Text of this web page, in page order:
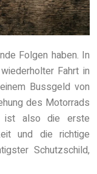
Folgen haben. In
Fahrt in
Bussgeld von
des Motorrads
ist also die erste
und die richtige
Schutzschild,